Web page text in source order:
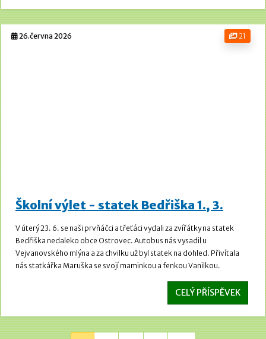
21
26.června 2026
Školní výlet - statek Bedřiška 1., 3.
V úterý 23. 6. se naši prvňáčci a třeťáci vydali za zvířátky na statek
Bedřiška nedaleko obce Ostrovec. Autobus nás vysadil u
Vejvanovského mlýna a za chvilku už byl statek na dohled. Přivítala
nás statkářka Maruška se svojí maminkou a fenkou Vanilkou.
CELÝ PŘÍSPĚVEK